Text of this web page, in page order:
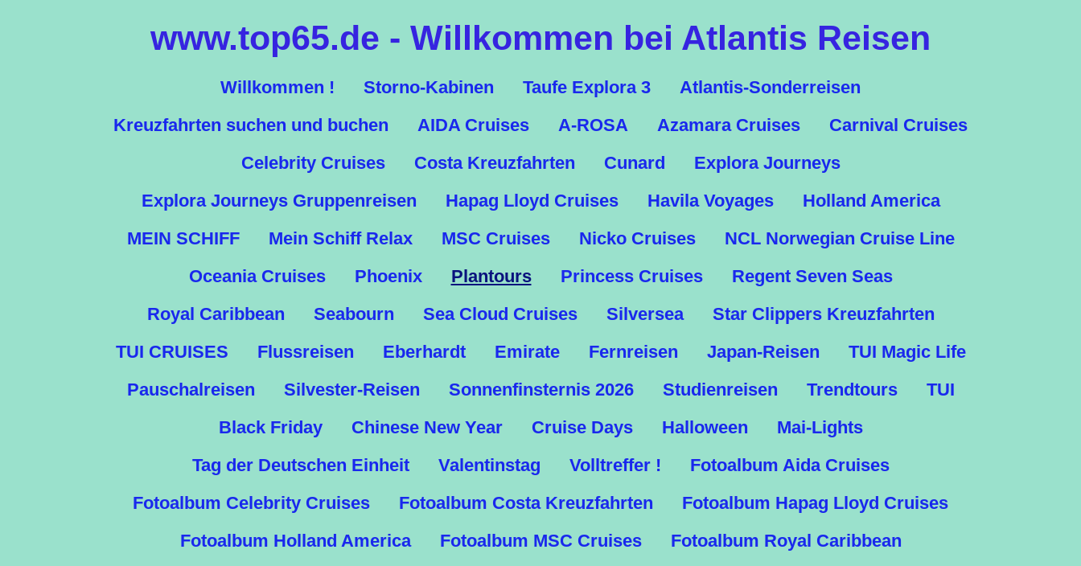
www.top65.de - Willkommen bei Atlantis Reisen
Willkommen ! Storno-Kabinen Taufe Explora 3
Atlantis-Sonderreisen
Kreuzfahrten suchen und buchen
AIDA Cruises A-ROSA Azamara Cruises
Carnival Cruises
Celebrity Cruises
Costa Kreuzfahrten Cunard
Explora Journeys
Explora Journeys Gruppenreisen
Hapag Lloyd Cruises Havila Voyages
Holland America
MEIN SCHIFF
Mein Schiff Relax MSC Cruises Nicko Cruises
NCL Norwegian Cruise Line
Oceania Cruises
Phoenix Plantours Princess Cruises
Regent Seven Seas
Royal Caribbean
Seabourn Sea Cloud Cruises Silversea
Star Clippers Kreuzfahrten
TUI CRUISES
Flussreisen Eberhardt Emirate Fernreisen Japan-Reisen
TUI Magic Life
Pauschalreisen
Silvester-Reisen Sonnenfinsternis 2026 Studienreisen Trendtours
TUI
Black Friday
Chinese New Year Cruise Days Halloween
Mai-Lights
Tag der Deutschen Einheit
Valentinstag Volltreffer !
Fotoalbum Aida Cruises
Fotoalbum Celebrity Cruises
Fotoalbum Costa Kreuzfahrten
Fotoalbum Hapag Lloyd Cruises
Fotoalbum Holland America
Fotoalbum MSC Cruises
Fotoalbum Royal Caribbean